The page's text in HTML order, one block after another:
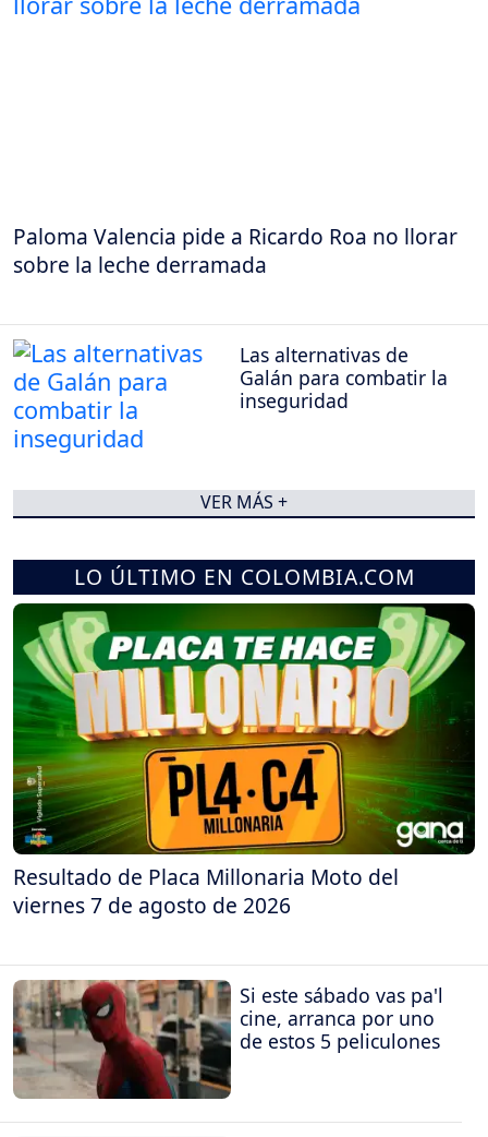
Paloma Valencia pide a Ricardo Roa no llorar
sobre la leche derramada
Las alternativas de
Galán para combatir la
inseguridad
VER MÁS +
LO ÚLTIMO EN COLOMBIA.COM
Resultado de Placa Millonaria Moto del
viernes 7 de agosto de 2026
Si este sábado vas pa'l
cine, arranca por uno
de estos 5 peliculones